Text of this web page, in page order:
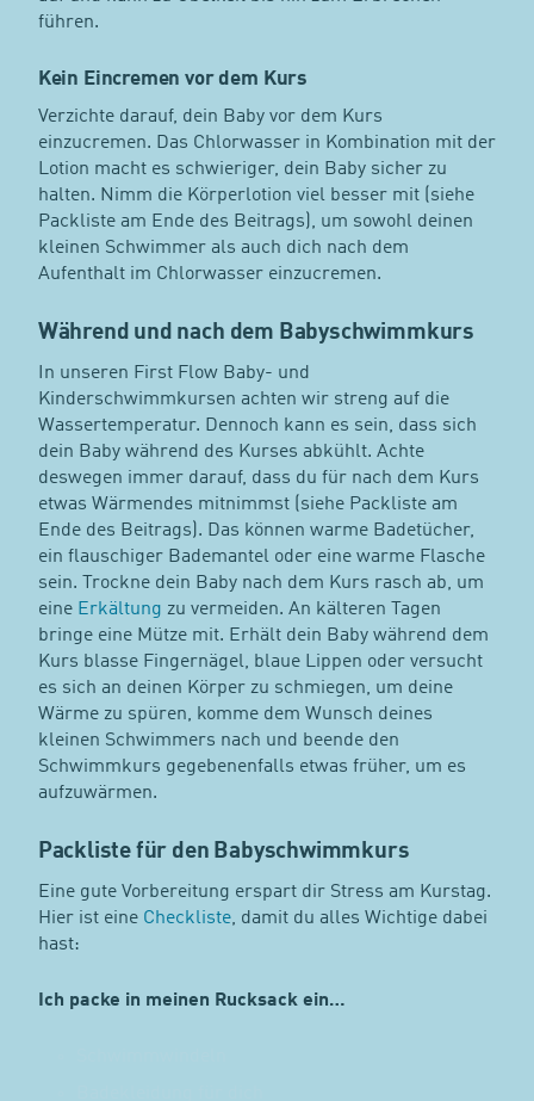
führen.
Kein Eincremen vor dem Kurs
Verzichte darauf, dein Baby vor dem Kurs
einzucremen. Das Chlorwasser in Kombination mit der
Lotion macht es schwieriger, dein Baby sicher zu
halten. Nimm die Körperlotion viel besser mit (siehe
Packliste am Ende des Beitrags), um sowohl deinen
kleinen Schwimmer als auch dich nach dem
Aufenthalt im Chlorwasser einzucremen.
Während und nach dem Babyschwimmkurs
In unseren First Flow Baby- und
Kinderschwimmkursen achten wir streng auf die
Wassertemperatur. Dennoch kann es sein, dass sich
dein Baby während des Kurses abkühlt. Achte
deswegen immer darauf, dass du für nach dem Kurs
etwas Wärmendes mitnimmst (siehe Packliste am
Ende des Beitrags). Das können warme Badetücher,
ein flauschiger Bademantel oder eine warme Flasche
sein. Trockne dein Baby nach dem Kurs rasch ab, um
eine Erkältung zu vermeiden. An kälteren Tagen
bringe eine Mütze mit. Erhält dein Baby während dem
Kurs blasse Fingernägel, blaue Lippen oder versucht
es sich an deinen Körper zu schmiegen, um deine
Wärme zu spüren, komme dem Wunsch deines
kleinen Schwimmers nach und beende den
Schwimmkurs gegebenenfalls etwas früher, um es
aufzuwärmen.
Packliste für den Babyschwimmkurs
Eine gute Vorbereitung erspart dir Stress am Kurstag.
Hier ist eine Checkliste, damit du alles Wichtige dabei
hast:
Ich packe in meinen Rucksack ein…